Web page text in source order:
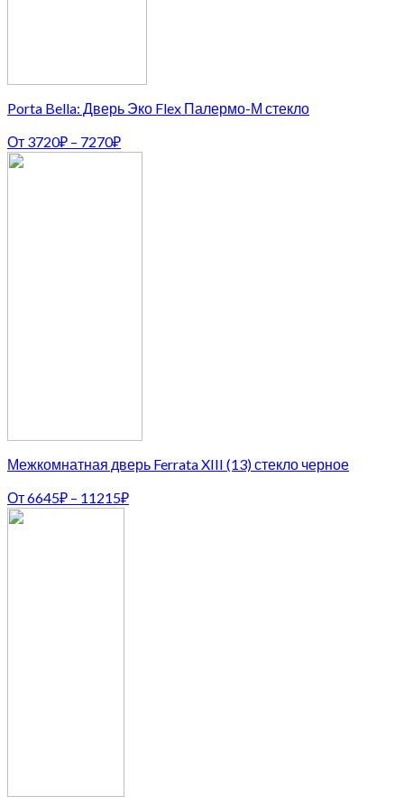
Porta Bella: Дверь Эко Flex Палермо-М стекло
От 3720₽ – 7270₽
Межкомнатная дверь Ferrata XIII (13) стекло черное
От6645₽ – 11215₽